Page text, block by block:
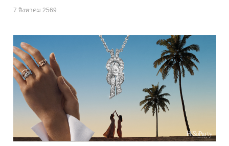
7 สิงหาคม 2569